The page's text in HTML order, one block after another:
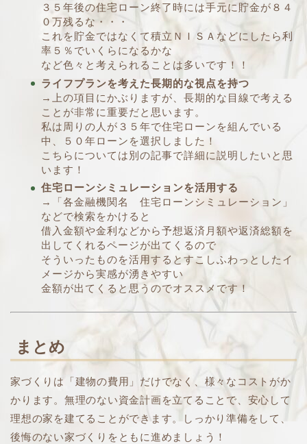
３５年後の住宅ローン終了時には手元に貯金が８４
０万残るな・・・
これを貯金ではなくて積立ＮＩＳＡなどにしたら利
率５％でいくらになるかな
など色々と考えられることは多いです！！
ライフプランを考えた長期的な視点を持つ
→上の項目にかぶりますが、長期的な目線で考える
ことが非常に重要だと思います。
私は周りの人が３５年で住宅ローンを組んでいる
中、５０年ローンを選択しました！
こちらについては別の記事で詳細に説明したいと思
います！
住宅ローンシミュレーションを活用する
→「各金融機関名 住宅ローンシミュレーション」
などで検索をかけると
借入金額や金利などから予想返済月額や返済総額を
出してくれるページが出てくるので
そういったものを活用するとすこしふわっとしたイ
メージから実感が湧きやすい
金額が出てくると思うのでオススメです！
まとめ
家づくりは「建物の費用」だけでなく、様々なコストがか
かります。無理のない資金計画を立てることで、安心して
理想の家を建てることができます。しっかり準備をして、
後悔のない家づくりをともに進めましょう！